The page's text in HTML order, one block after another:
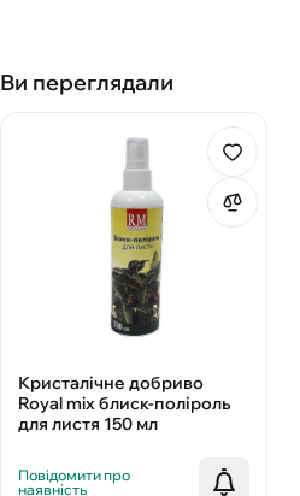
Ви переглядали
Кристалічне добриво
Royal mix блиск-поліроль
для листя 150 мл
Повідомити про
наявність